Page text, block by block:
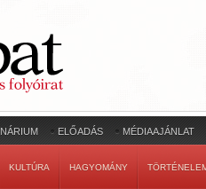
ELŐADÁS MÉDIAAJÁNLAT
KULTÚRA HAGYOMÁNY